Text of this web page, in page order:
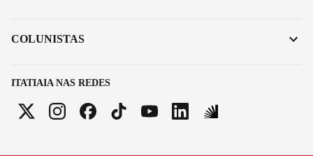
ITATIAIA NAS REDES
COLUNISTAS